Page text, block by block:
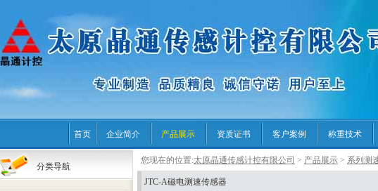
首页 企业简介 产品展示 资质证书 客户案例 称重技术
分类导航
您现在的位置:太原晶通传感计控有限公司 > 产品展示 > 系列测
JTC-A磁电测速传感器